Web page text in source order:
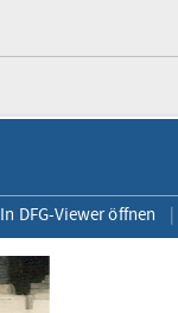
In DFG-Viewer öffnen